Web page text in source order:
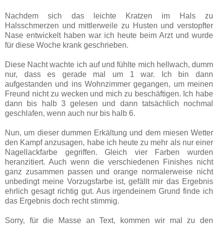
Nachdem sich das leichte Kratzen im Hals zu
Halsschmerzen und mittlerweile zu Husten und verstopfter
Nase entwickelt haben war ich heute beim Arzt und wurde
für diese Woche krank geschrieben.
Diese Nacht wachte ich auf und fühlte mich hellwach, dumm
nur, dass es gerade mal um 1 war. Ich bin dann
aufgestanden und ins Wohnzimmer gegangen, um meinen
Freund nicht zu wecken und mich zu beschäftigen. Ich habe
dann bis halb 3 gelesen und dann tatsächlich nochmal
geschlafen, wenn auch nur bis halb 6.
Nun, um dieser dummen Erkältung und dem miesen Wetter
den Kampf anzusagen, habe ich heute zu mehr als nur einer
Nagellackfarbe gegriffen. Gleich vier Farben wurden
heranzitiert. Auch wenn die verschiedenen Finishes nicht
ganz zusammen passen und orange normalerweise nicht
unbedingt meine Vorzugsfarbe ist, gefällt mir das Ergebnis
ehrlich gesagt richtig gut. Aus irgendeinem Grund finde ich
das Ergebnis doch recht stimmig.
Sorry, für die Masse an Text, kommen wir mal zu den